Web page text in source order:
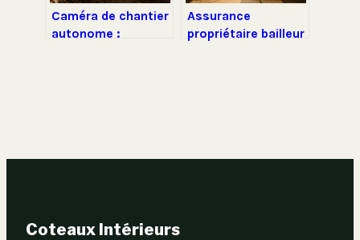
Caméra de chantier
autonome :
Assurance
propriétaire bailleur
Coteaux Intérieurs